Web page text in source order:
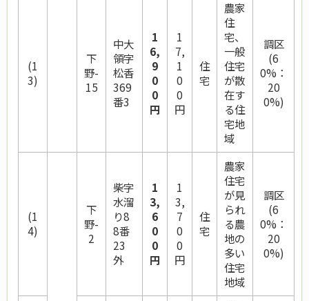
(1
3)
下
野-
15
中大
領字
松香
369
番3
1
6,
9
0
0
円
1
7,
1
0
0
円
住
宅
農家
住
宅、
一般
住宅
が散
在す
る住
宅地
域
調区
(6
0%：
20
0%)
(1
4)
下
野-
2
柴字
水溜
り8
8番
23
外
1
3,
6
0
0
円
1
3,
7
0
0
円
住
宅
農家
住宅
が見
られ
る農
地の
多い
住宅
地域
調区
(6
0%：
20
0%)